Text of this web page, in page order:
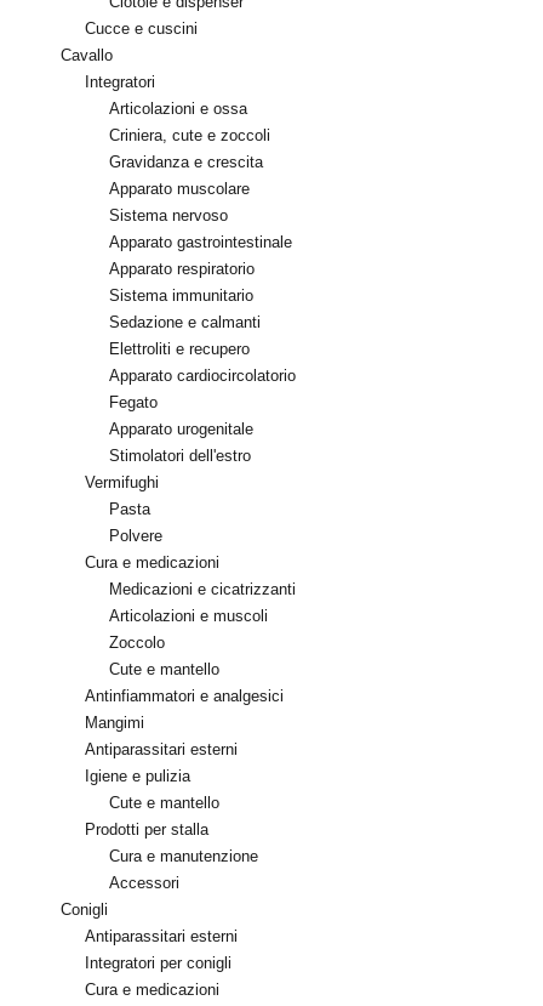
Cucce e cuscini
Cavallo
Integratori
Articolazioni e ossa
Criniera, cute e zoccoli
Gravidanza e crescita
Apparato muscolare
Sistema nervoso
Apparato gastrointestinale
Apparato respiratorio
Sistema immunitario
Sedazione e calmanti
Elettroliti e recupero
Apparato cardiocircolatorio
Fegato
Apparato urogenitale
Stimolatori dell'estro
Vermifughi
Pasta
Polvere
Cura e medicazioni
Medicazioni e cicatrizzanti
Articolazioni e muscoli
Zoccolo
Cute e mantello
Antinfiammatori e analgesici
Mangimi
Antiparassitari esterni
Igiene e pulizia
Cute e mantello
Prodotti per stalla
Cura e manutenzione
Accessori
Conigli
Antiparassitari esterni
Integratori per conigli
Cura e medicazioni